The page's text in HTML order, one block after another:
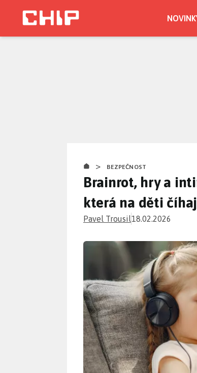
> BEZPEČNOST
Brainrot, hry a
která na děti
Pavel Trousil18.02.2026